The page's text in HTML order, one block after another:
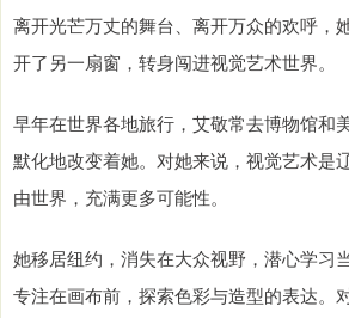
离开光芒万丈的舞台、离开万众的欢呼，
开了另一扇窗，转身闯进视觉艺术世界。
早年在世界各地旅行，艾敬常去博物馆和
默化地改变着她。对她来说，视觉艺术是
由世界，充满更多可能性。
她移居纽约，消失在大众视野，潜心学习
专注在画布前，探索色彩与造型的表达。